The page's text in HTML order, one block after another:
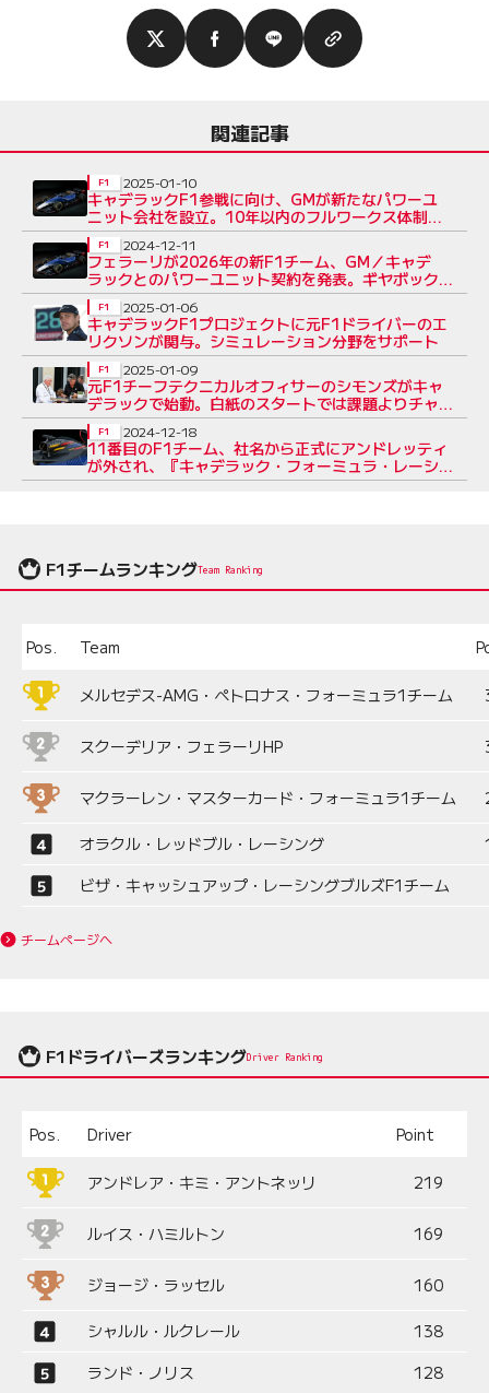
関連記事
キャデラックF1参戦に向け、GMが新たなパワーユ
ニット会社を設立。10年以内のフルワークス体制確
立を目指す
F1 2025-01-10
フェラーリが2026年の新F1チーム、GM／キャデ
ラックとのパワーユニット契約を発表。ギヤボックス
も供給
F1 2024-12-11
キャデラックF1プロジェクトに元F1ドライバーのエ
リクソンが関与。シミュレーション分野をサポート
F1 2025-01-06
元F1チーフテクニカルオフィサーのシモンズがキャ
デラックで始動。白紙のスタートでは課題よりチャン
スが多いと前向き
F1 2025-01-09
11番目のF1チーム、社名から正式にアンドレッティ
が外され、『キャデラック・フォーミュラ・レーシン
グ』に
F1 2024-12-18
F1チームランキングTeam Ranking
Pos. Team
メルセデス-AMG・ペトロナス・フォーミュラ1チーム
スクーデリア・フェラーリHP
マクラーレン・マスターカード・フォーミュラ1チーム
オラクル・レッドブル・レーシング
ビザ・キャッシュアップ・レーシングブルズF1チーム
チームページへ
F1ドライバーズランキングDriver Ranking
Pos. Driver Point
アンドレア・キミ・アントネッリ 219
ルイス・ハミルトン 169
ジョージ・ラッセル 160
シャルル・ルクレール
138
ランド・ノリス
128